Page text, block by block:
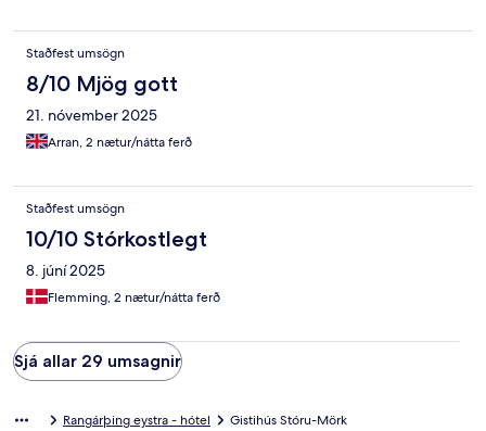
Staðfest umsögn
8/10 Mjög gott
21. nóvember 2025
Arran, 2 nætur/nátta ferð
Staðfest umsögn
10/10 Stórkostlegt
8. júní 2025
Flemming, 2 nætur/nátta ferð
Sjá allar 29 umsagnir
Rangárþing eystra - hótel Gistihús Stóru-Mörk